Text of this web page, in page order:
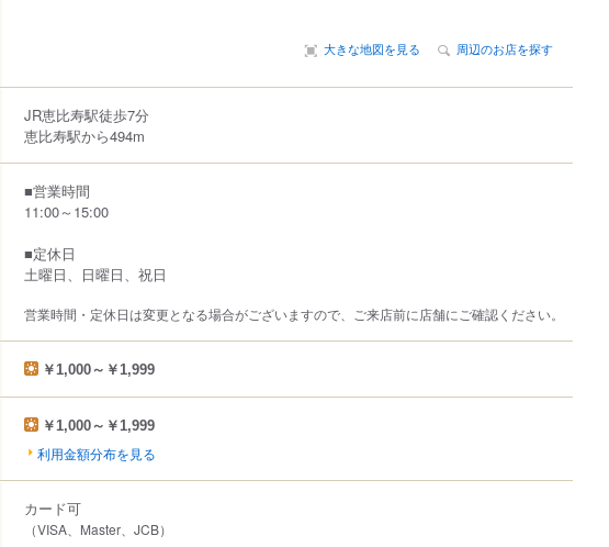
大きな地図を見る 周辺のお店を探す
JR恵比寿駅徒歩7分
恵比寿駅から494m
■営業時間
11:00～15:00
■定休日
土曜日、日曜日、祝日
営業時間・定休日は変更となる場合がございますので、ご来店前に店舗にご確認ください。
￥1,000～￥1,999
￥1,000～￥1,999
利用金額分布を見る
カード可
（VISA、Master、JCB）